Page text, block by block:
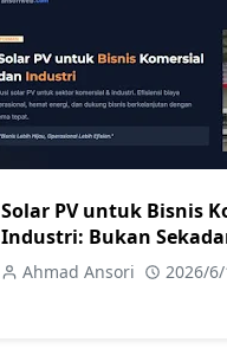
Solar PV untuk Bisnis
Industri: Bukan
Ahmad Ansori 2026/